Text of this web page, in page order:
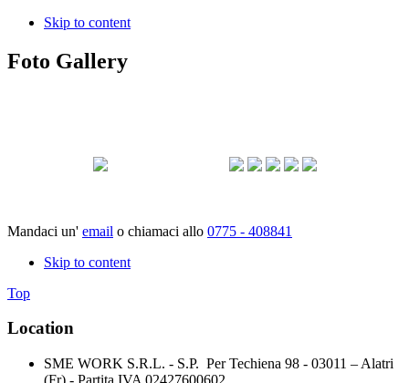
Skip to content
Foto Gallery
Mandaci un' email o chiamaci allo 0775 - 408841
Skip to content
Top
Location
SME WORK S.R.L. - S.P. Per Techiena 98 - 03011 – Alatri